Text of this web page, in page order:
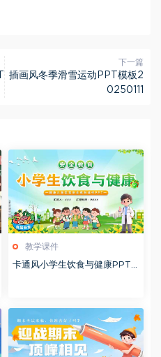
下一篇
插画风冬季滑雪运动PPT模板2
0250111
教学课件
卡通风小学生饮食与健康PPT